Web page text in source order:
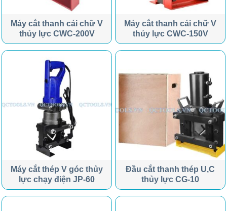
Máy cắt thanh cái chữ V
thủy lực CWC-200V
Máy cắt thanh cái chữ V
thủy lực CWC-150V
Máy cắt thép V góc thủy
lực chạy điện JP-60
Đầu cắt thanh thép U,C
thủy lực CG-10